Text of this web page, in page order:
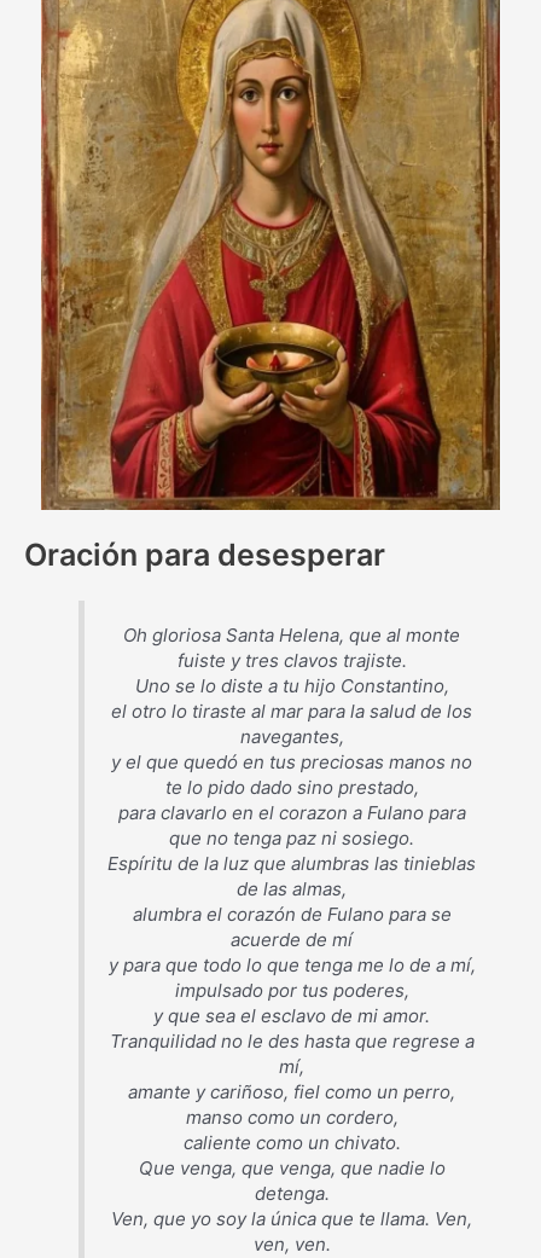
Oración para desesperar
Oh gloriosa Santa Helena, que al monte
fuiste y tres clavos trajiste.
Uno se lo diste a tu hijo Constantino,
el otro lo tiraste al mar para la salud de los
navegantes,
y el que quedó en tus preciosas manos no
te lo pido dado sino prestado,
para clavarlo en el corazon a Fulano para
que no tenga paz ni sosiego.
Espíritu de la luz que alumbras las tinieblas
de las almas,
alumbra el corazón de Fulano para se
acuerde de mí
y para que todo lo que tenga me lo de a mí,
impulsado por tus poderes,
y que sea el esclavo de mi amor.
Tranquilidad no le des hasta que regrese a
mí,
amante y cariñoso, fiel como un perro,
manso como un cordero,
caliente como un chivato.
Que venga, que venga, que nadie lo
detenga.
Ven, que yo soy la única que te llama. Ven,
ven, ven.